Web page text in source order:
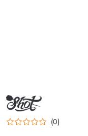
NAZWA
PRODUCENTA:
SHOT
(0)